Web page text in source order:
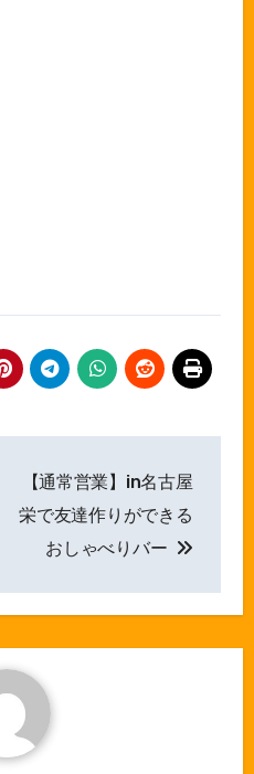
【通常営業】in名古屋
栄で友達作りができる
おしゃべりバー